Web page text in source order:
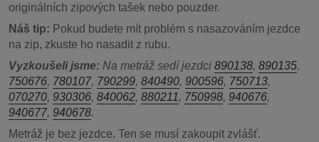
originálních zipových tašek nebo pouzder.
Náš tip: Pokud budete mít problém s nasazováním jezdce
na zip, zkuste ho nasadit z rubu.
Vyzkoušeli jsme: Na metráž sedí jezdci 890138, 890135,
750676, 780107, 790299, 840490, 900596, 750713,
070270, 930306, 840062, 880211, 750998, 940676,
940677, 940678.
Metráž je bez jezdce. Ten se musí zakoupit zvlášť.